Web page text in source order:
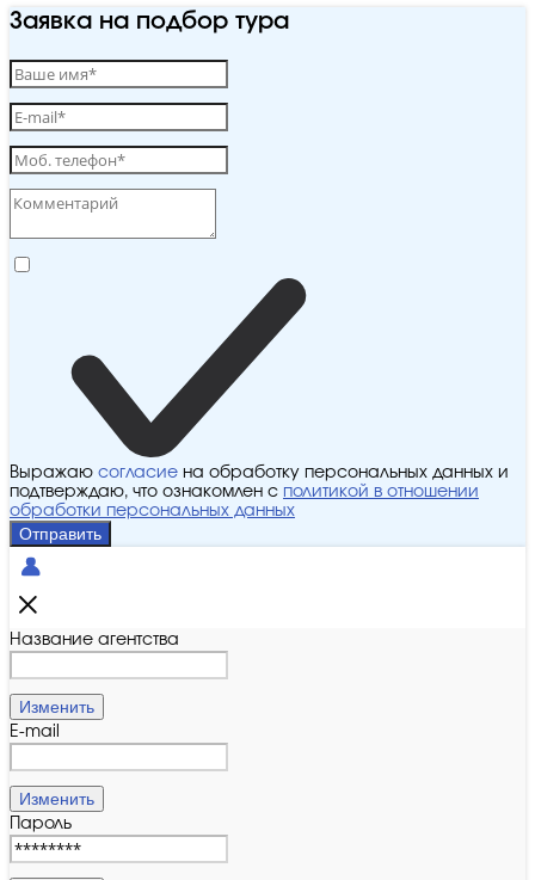
Заявка на подбор тура
Выражаю согласие на обработку персональных данных и
подтверждаю, что ознакомлен с политикой в отношении
обработки персональных данных
Отправить
Название агентства
Изменить
E-mail
Изменить
Пароль